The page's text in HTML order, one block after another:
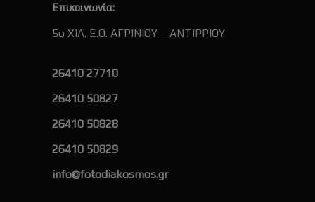
Επικοινωνία:
5ο ΧΙΛ. Ε.Ο. ΑΓΡΙΝΙΟΥ – ΑΝΤΙΡΡΙΟΥ
26410 27710
26410 50827
26410 50828
26410 50829
info@fotodiakosmos.gr